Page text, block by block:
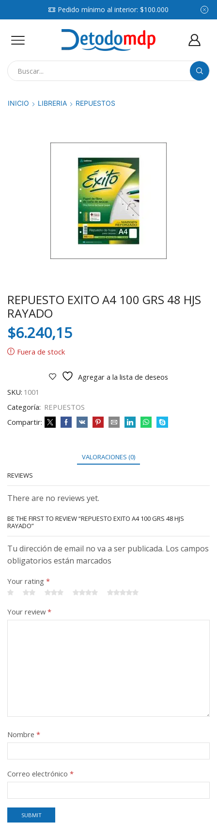
Pedido mínimo al interior: $100.000
INICIO LIBRERIA REPUESTOS
REPUESTO EXITO A4 100 GRS 48 HJS
RAYADO
$6.240,15
Fuera de stock
Agregar a la lista de deseos
SKU: 1001
Categoría: REPUESTOS
Compartir:
VALORACIONES (0)
REVIEWS
There are no reviews yet.
BE THE FIRST TO REVIEW “REPUESTO EXITO A4 100 GRS 48 HJS
RAYADO”
Tu dirección de email no va a ser publicada. Los campos
obligatorios están marcados
Your rating *
Your review*
Nombre *
Correo electrónico *